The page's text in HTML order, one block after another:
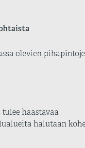
olevien
haastavaa
halutaan